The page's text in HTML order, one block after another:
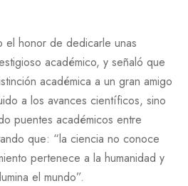
el honor de dedicarle unas
académico, y señaló que
académica a un gran amigo
a los avances científicos, sino
puentes académicos entre
que: “la ciencia no conoce
pertenece a la humanidad y
el mundo”.